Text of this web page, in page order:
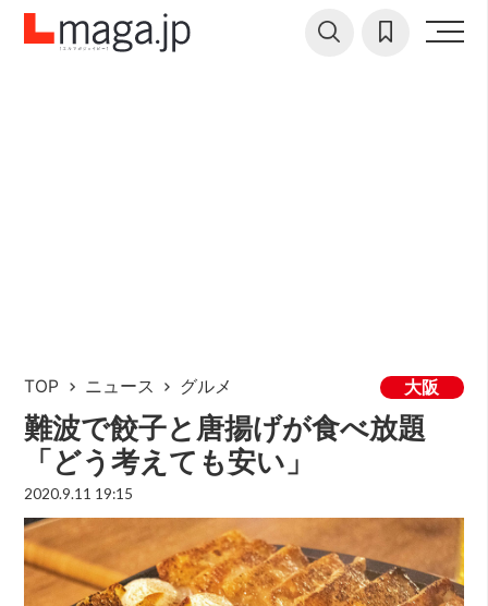
TOP ニュース グルメ 大阪
難波で餃子と唐揚げが食べ放題
「どう考えても安い」
2020.9.11 19:15